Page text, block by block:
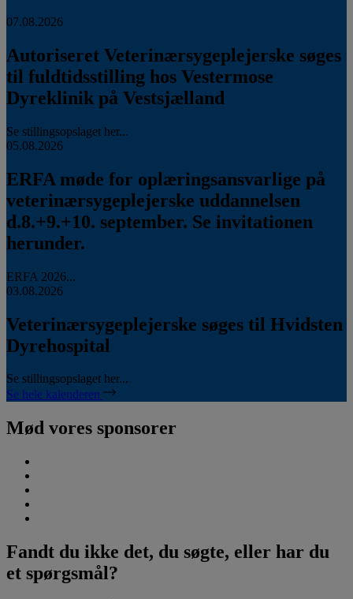
07.08.2026
Autoriseret Veterinærsygeplejerske søges
til fuldtidsstilling hos Vestermose
Dyreklinik på Vestsjælland
Se stillingsopslaget her...
05.08.2026
ERFA møde for oplæringsansvarlige på
veterinærsygeplejerske uddannelsen
d.8.+9.+10. september. Se invitationen
herunder.
ERFA 2026...
03.08.2026
Veterinærsygeplejerske søges til Hvidsten
Dyrehospital
Se stillingsopslaget her...
Se hele kalenderen
Mød vores sponsorer
Fandt du ikke det, du søgte, eller har du
et spørgsmål?